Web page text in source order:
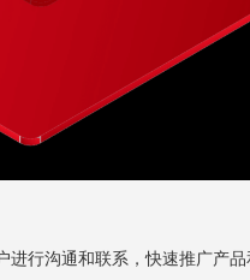
行沟通和联系，快速推广产品